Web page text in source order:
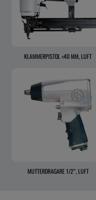
KLAMMERPISTOL <40 MM, LUFT
MUTTERDRAGARE 1/2”, LUFT